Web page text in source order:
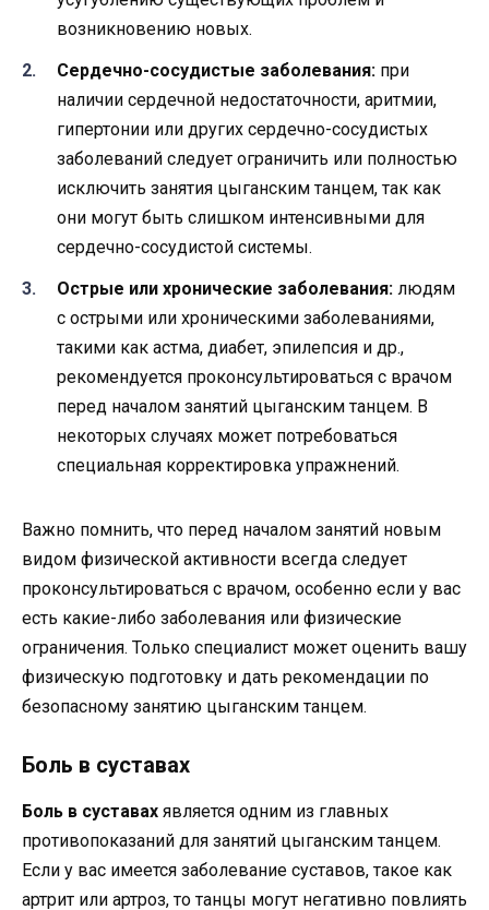
возникновению новых.
Сердечно-сосудистые заболевания: при
наличии сердечной недостаточности, аритмии,
гипертонии или других сердечно-сосудистых
заболеваний следует ограничить или полностью
исключить занятия цыганским танцем, так как
они могут быть слишком интенсивными для
сердечно-сосудистой системы.
Острые или хронические заболевания: людям
с острыми или хроническими заболеваниями,
такими как астма, диабет, эпилепсия и др.,
рекомендуется проконсультироваться с врачом
перед началом занятий цыганским танцем. В
некоторых случаях может потребоваться
специальная корректировка упражнений.
Важно помнить, что перед началом занятий новым
видом физической активности всегда следует
проконсультироваться с врачом, особенно если у вас
есть какие-либо заболевания или физические
ограничения. Только специалист может оценить вашу
физическую подготовку и дать рекомендации по
безопасному занятию цыганским танцем.
Боль в суставах
Боль в суставах является одним из главных
противопоказаний для занятий цыганским танцем.
Если у вас имеется заболевание суставов, такое как
артрит или артроз, то танцы могут негативно повлиять